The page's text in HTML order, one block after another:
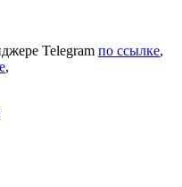
Telegram по ссылке,
,